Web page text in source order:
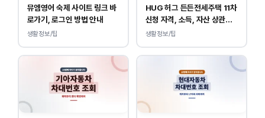
뮤엠영어 숙제 사이트 링크 바
로가기, 로그인 방법 안내
생활정보/팁
HUG 허그 든든전세주택 11차
신청 자격, 소득, 자산 상관없
이 가능합니다.
생활정보/팁